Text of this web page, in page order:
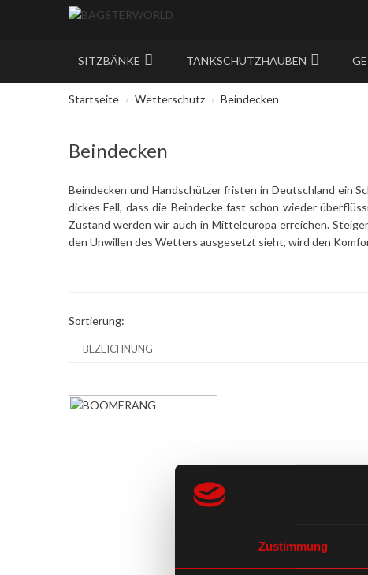
Zustimmung
SITZBÄNKE TANKSCHUTZHAUBEN
Startseite Wetterschutz Beindecken
Beindecken
Beindecken und Handschützer fristen in Deutschland ein
dickes Fell, dass die Beindecke fast schon wieder
Zustand werden wir auch in Mitteleuropa erreichen.
den Unwillen des Wetters ausgesetzt sieht, wird den
Sortierung: